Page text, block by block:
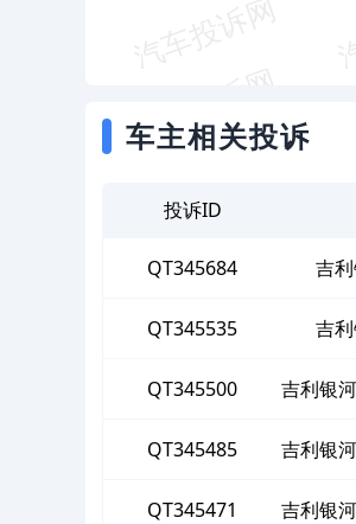
车主相关投诉
投诉ID
QT345684 吉
QT345535 吉
QT345500 吉利银
QT345485 吉利银
QT345471 吉利银